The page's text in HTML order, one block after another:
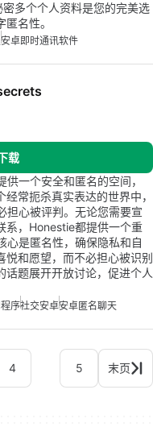
多个个人资料是您的完美选
名性。
安卓即时通讯软件
载
一个安全和匿名的空间，
常扼杀真实表达的世界中，
担心被评判。无论您需要宣
系，Honestie都提供一个重
心是匿名性，确保隐私和自
悦和愿望，而不必担心被识别
话题展开开放讨论，促进个人
序社交安卓安卓匿名聊天
4 5 末页